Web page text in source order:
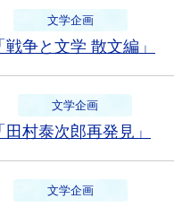
文学企画
争と文学 散文編」
文学企画
村泰次郎再発見」
文学企画